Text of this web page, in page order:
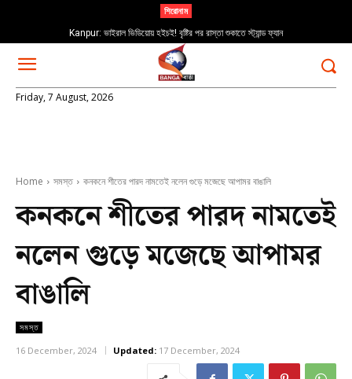
শিরোনাম
Kanpur: ভাইরাল ভিডিয়োয় হইচই! বৃষ্টির পর রাস্তা শুকাতে স্ট্যান্ড ফ্যান
Friday, 7 August, 2026
Home সমস্ত কনকনে শীতের পারদ নামতেই নলেন গুড়ে মজেছে আপামর বাঙালি
কনকনে শীতের পারদ নামতেই
নলেন গুড়ে মজেছে আপামর
বাঙালি
সমস্ত
16 December, 2024 Updated: 17 December, 2024